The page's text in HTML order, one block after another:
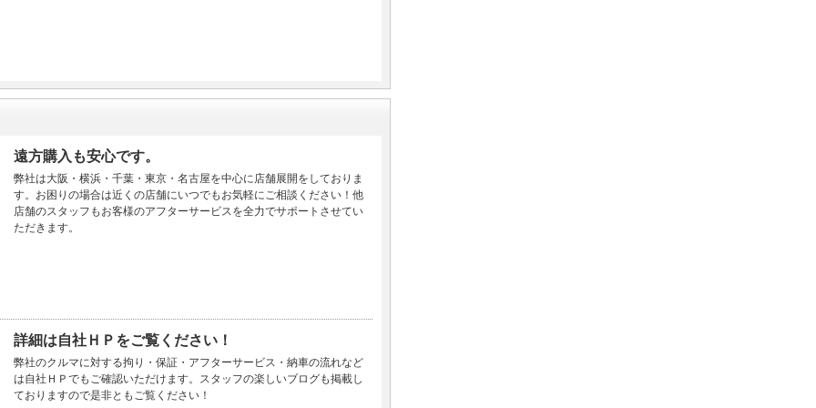
遠方購入も安心です。
弊社は大阪・横浜・千葉・東京・名古屋を中心に店舗展開をしておりま
す。お困りの場合は近くの店舗にいつでもお気軽にご相談ください！他
店舗のスタッフもお客様のアフターサービスを全力でサポートさせてい
ただきます。
詳細は自社ＨＰをご覧ください！
弊社のクルマに対する拘り・保証・アフターサービス・納車の流れなど
は自社ＨＰでもご確認いただけます。スタッフの楽しいブログも掲載し
ておりますので是非ともご覧ください！